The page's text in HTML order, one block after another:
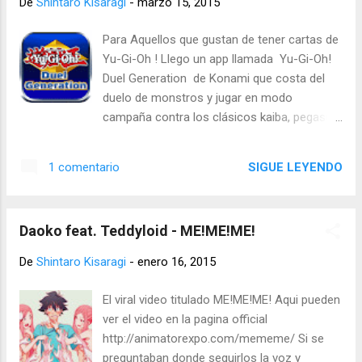
m-rush Aqui te dejo el enlace para que
explores una gran variedad de juegos en
linea http://armorgames.com/
Para Aquellos que gustan de tener cartas de
Yu-Gi-Oh ! Llego un app llamada Yu-Gi-Oh!
Duel Generation de Konami que costa del
duelo de monstros y jugar en modo
campaña contra los clásicos kaiba, pegasus
correo así se te quedaran los datos
también hay opción de compra desde
son de 4 a 5 euros. Existe el modo online
donde puedes jugar con otros jugadores
desde tu rango o meterte a salas hasta jugar
con cartas prohibidas . Es una buen app no e
tenido problemas en el sistema IOS es un
1 comentario SIGUE LEYENDO
Daoko feat. Teddyloid - ME!ME!ME!
De Shintaro Kisaragi - enero 16, 2015
El viral video titulado ME!ME!ME! Aqui pueden
ver el video en la pagina official
http://animatorexpo.com/mememe/ Si se
preguntaban donde seguirlos la voz y